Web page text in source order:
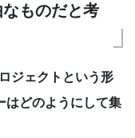
ものだと考
ジェクトという形
はどのようにして集